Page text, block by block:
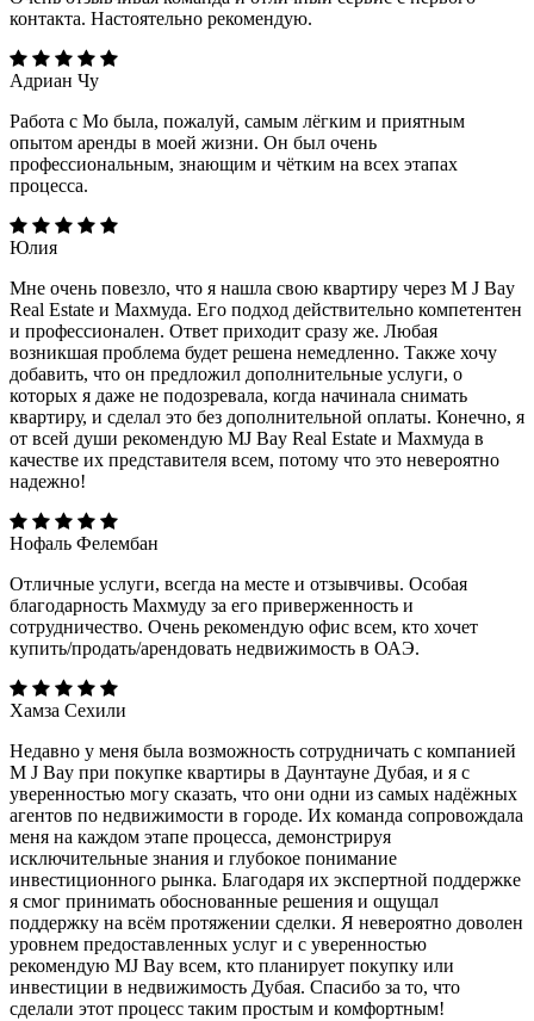
контакта. Настоятельно рекомендую.
Адриан Чу
Работа с Мо была, пожалуй, самым лёгким и приятным
опытом аренды в моей жизни. Он был очень
профессиональным, знающим и чётким на всех этапах
процесса.
Юлия
Мне очень повезло, что я нашла свою квартиру через M J Bay
Real Estate и Махмуда. Его подход действительно компетентен
и профессионален. Ответ приходит сразу же. Любая
возникшая проблема будет решена немедленно. Также хочу
добавить, что он предложил дополнительные услуги, о
которых я даже не подозревала, когда начинала снимать
квартиру, и сделал это без дополнительной оплаты. Конечно, я
от всей души рекомендую MJ Bay Real Estate и Махмуда в
качестве их представителя всем, потому что это невероятно
надежно!
Нофаль Фелембан
Отличные услуги, всегда на месте и отзывчивы. Особая
благодарность Махмуду за его приверженность и
сотрудничество. Очень рекомендую офис всем, кто хочет
купить/продать/арендовать недвижимость в ОАЭ.
Хамза Сехили
Недавно у меня была возможность сотрудничать с компанией
M J Bay при покупке квартиры в Даунтауне Дубая, и я с
уверенностью могу сказать, что они одни из самых надёжных
агентов по недвижимости в городе. Их команда сопровождала
меня на каждом этапе процесса, демонстрируя
исключительные знания и глубокое понимание
инвестиционного рынка. Благодаря их экспертной поддержке
я смог принимать обоснованные решения и ощущал
поддержку на всём протяжении сделки. Я невероятно доволен
уровнем предоставленных услуг и с уверенностью
рекомендую MJ Bay всем, кто планирует покупку или
инвестиции в недвижимость Дубая. Спасибо за то, что
сделали этот процесс таким простым и комфортным!